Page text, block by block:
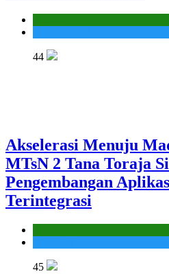
44
Akselerasi Menuju
MTsN 2 Tana Toraja
Pengembangan
Terintegrasi
45